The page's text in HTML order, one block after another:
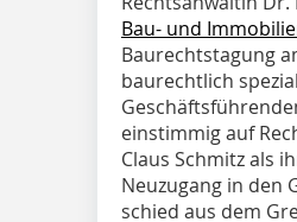
Bau- und
Baurechtstagung
baurechtlich
einstimmig auf
Claus Schmitz als
Neuzugang in den
schied aus dem